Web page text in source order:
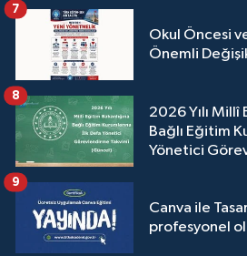
Okul Öncesi
Önemli
7
2026 Yılı Millî
Bağlı Eğitim
Yönetici
8
Canva ile Tasarım yapmak için
profesyonel
9